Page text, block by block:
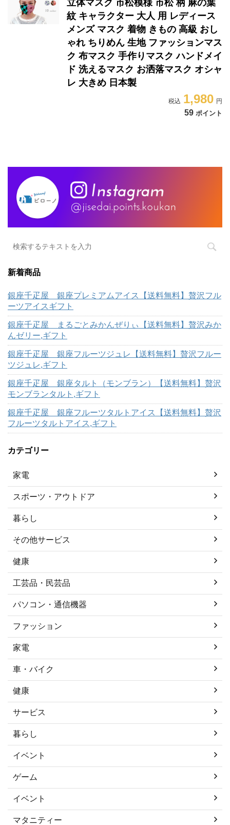
立体マスク 市松模様 市松 柄 麻の葉
紋 キャラクター 大人 用 レディース
メンズ マスク 着物 きもの 高級 おし
ゃれ ちりめん 生地 ファッションマス
ク 布マスク 手作りマスク ハンドメイ
ド 洗えるマスク お洒落マスク オシャ
レ 大きめ 日本製
1,980
59 ポイント
新着商品
銀座千疋屋 銀座プレミアムアイス【送料無料】贅沢フル
ーツアイスギフト
銀座千疋屋 まるごとみかんぜりぃ【送料無料】贅沢みか
んゼリー,ギフト
銀座千疋屋 銀座フルーツジュレ【送料無料】贅沢フルー
ツジュレ,ギフト
銀座千疋屋 銀座タルト（モンブラン）【送料無料】贅沢
モンブランタルト,ギフト
銀座千疋屋 銀座フルーツタルトアイス【送料無料】贅沢
フルーツタルトアイス,ギフト
カテゴリー
家電
スポーツ・アウトドア
暮らし
その他サービス
健康
工芸品・民芸品
パソコン・通信機器
ファッション
家電
車・バイク
健康
サービス
暮らし
イベント
ゲーム
イベント
マタニティー